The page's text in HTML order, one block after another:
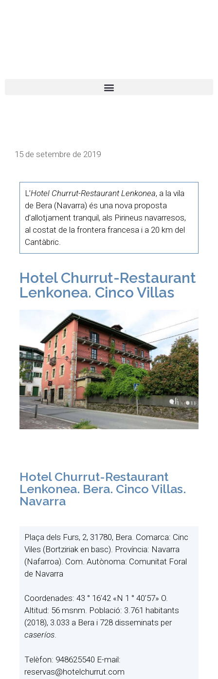
15 de setembre de 2019
L’Hotel Churrut-Restaurant Lenkonea, a la vila
de Bera (Navarra) és una nova proposta
d’allotjament tranquil, als Pirineus navarresos,
al costat de la frontera francesa i a 20 km del
Cantàbric.
Hotel Churrut-Restaurant
Lenkonea. Cinco Villas
Hotel Churrut-Restaurant
Lenkonea. Bera. Cinco Villas.
Navarra
Plaça dels Furs, 2, 31780, Bera. Comarca: Cinc
Viles (Bortziriak en basc). Província: Navarra
(Nafarroa). Com. Autònoma: Comunitat Foral
de Navarra
Coordenades: 43 ° 16’42 «N 1 ° 40’57» O.
Altitud: 56 msnm. Població: 3.761 habitants
(2018), 3.033 a Bera i 728 disseminats per
caseríos.
Telèfon: 948625540 E-mail:
reservas@hotelchurrut.com